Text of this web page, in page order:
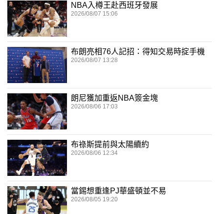
NBA入樽王赴西班牙發展
2026/08/07 15:06
布朗亮相76人記招：得知交易時掟手機
2026/08/07 13:28
朗尼獲加重返NBA簽金塊
2026/08/06 17:03
布祿斯提前與太陽續約
2026/08/06 12:34
當錫想重逢PJ華盛頓並不易
2026/08/05 19:20